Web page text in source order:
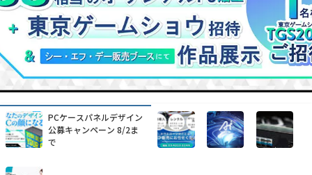
水中ドローンを使った業
務改善をお手伝いします